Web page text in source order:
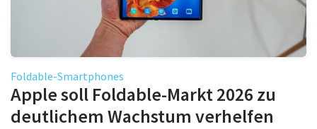
Foldable-Smartphones
Apple soll Foldable-Markt 2026 zu
deutlichem Wachstum verhelfen